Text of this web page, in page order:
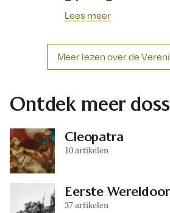
Lees meer
Meer lezen over de
Ontdek meer
Cleopatra
10 artikelen
Eerste
37 artikelen